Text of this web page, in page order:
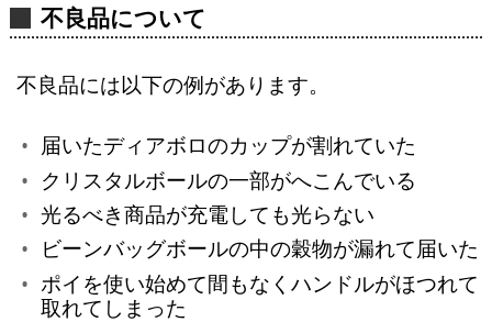
不良品について
不良品には以下の例があります。
届いたディアボロのカップが割れていた
クリスタルボールの一部がへこんでいる
光るべき商品が充電しても光らない
ビーンバッグボールの中の穀物が漏れて届いた
ポイを使い始めて間もなくハンドルがほつれて
取れてしまった